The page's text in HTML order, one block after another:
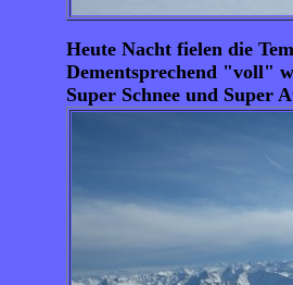
Heute Nacht fielen die
Dementsprechend "voll"
Super Schnee und Super